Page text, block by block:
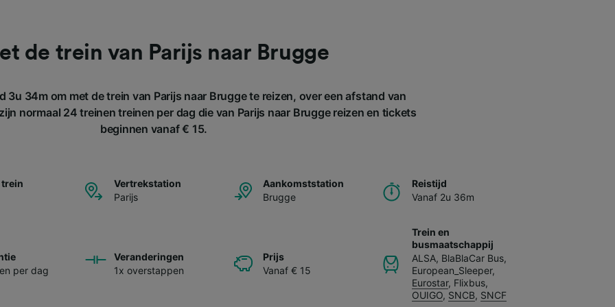
de trein van Parijs naar Brugge
3u 34m om met de trein van Parijs naar Brugge te reizen, over een afstand van
normaal 24 treinen treinen per dag die van Parijs naar Brugge reizen en tickets
beginnen vanaf € 15.
trein
Vertrekstation
Parijs
Aankomststation
Brugge
Reistijd
Vanaf 2u 36m
per dag
Veranderingen
1x overstappen
Prijs
Vanaf € 15
Trein en
busmaatschappij
ALSA, BlaBlaCar Bus,
European_Sleeper,
Eurostar, Flixbus,
OUIGO, SNCB, SNCF